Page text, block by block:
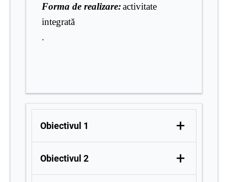
Forma de realizare:activitate
integrată
.
Obiectivul 1 +
1. Să identifice cuvinte care conțin
Obiectivul 2 +